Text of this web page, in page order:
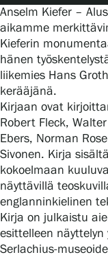
Serlachius
SERLACHIUS+
Gösta
Yhteystiedot
Ravintola Gösta
Serlachius
Anselm Kiefer –
aikamme
Kieferin
hänen
liikemies Hans
kerääjänä.
Kirjaan ovat
Robert Fleck,
Ebers, Norman
Sivonen. Kirja
kokoelmaan
näyttävillä
englanninkielinen
Kirja on julkaistu
esittelleen näyttelyn
Serlachius-